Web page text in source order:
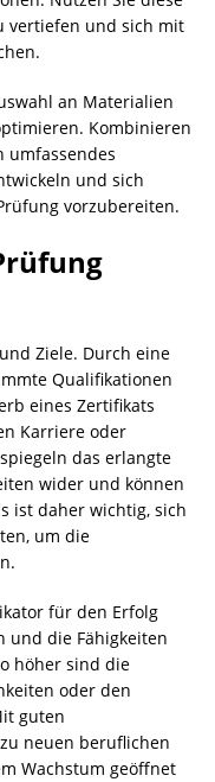
vertiefen und sich mit
an Materialien
Kombinieren
umfassendes
und sich
vorzubereiten.
Ziele. Durch eine
Qualifikationen
eines Zertifikats
Karriere oder
das erlangte
wider und können
ist daher wichtig, sich
um die
für den Erfolg
und die Fähigkeiten
höher sind die
oder den
guten
neuen beruflichen
Wachstum geöffnet